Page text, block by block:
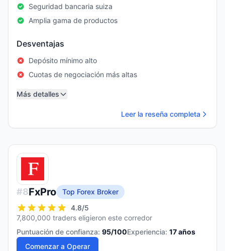
Seguridad bancaria suiza
Amplia gama de productos
Desventajas
Depósito mínimo alto
Cuotas de negociación más altas
Más detalles
Leer la reseña completa
#8FxPro
Top Forex Broker
4.8/5
7,800,000 traders eligieron este corredor
Puntuación de confianza: 95/100Experiencia: 17años
Comenzar a Operar